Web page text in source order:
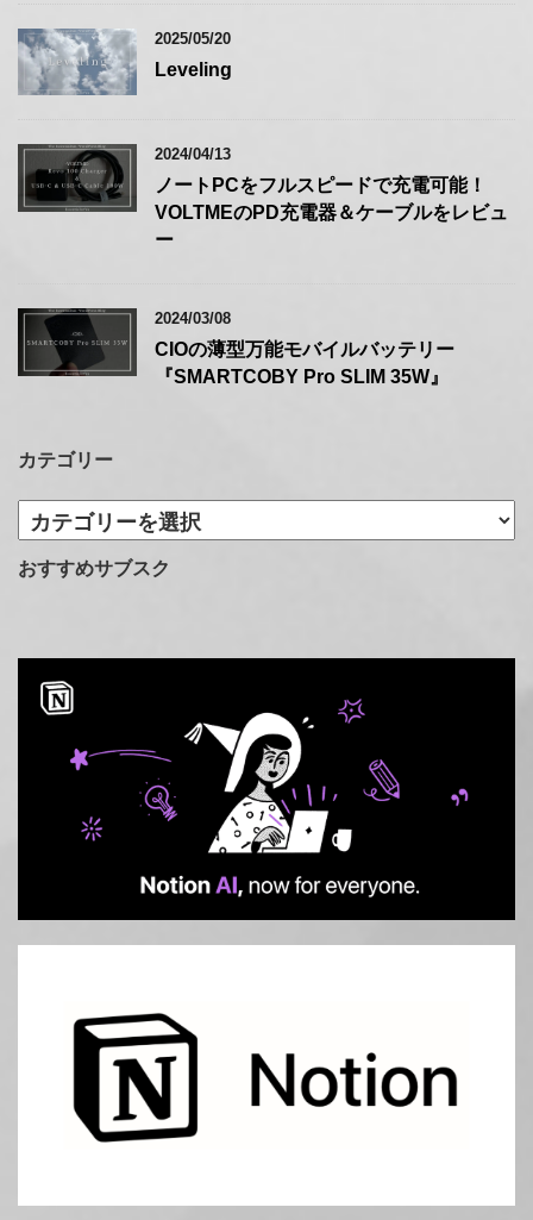
2025/05/20
Leveling
2024/04/13
ノートPCをフルスピードで充電可能！
VOLTMEのPD充電器＆ケーブルをレビュ
ー
2024/03/08
CIOの薄型万能モバイルバッテリー
『SMARTCOBY Pro SLIM 35W』
カテゴリー
カ
テ
ゴ
おすすめサブスク